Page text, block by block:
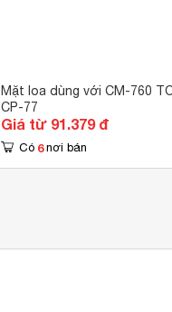
Mặt loa dùng với CM-760
CP-77
Giá từ 91.379 đ
Có 6 nơi bán